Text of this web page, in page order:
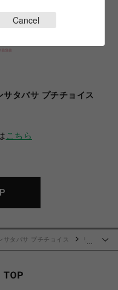
タバサ プチチョイス
こちら
サタバサ プチチョイス
Cancel